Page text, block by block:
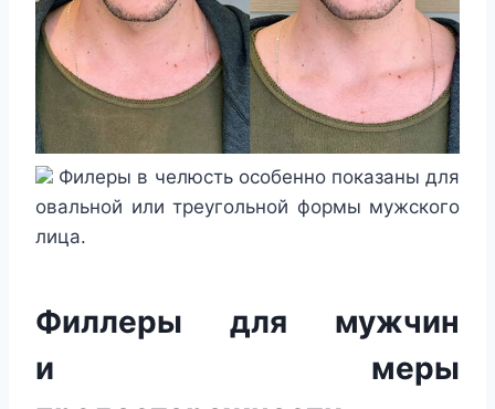
Филеры в челюсть особенно показаны для
овальной или треугольной формы мужского
лица.
Филлеры для мужчин
и меры